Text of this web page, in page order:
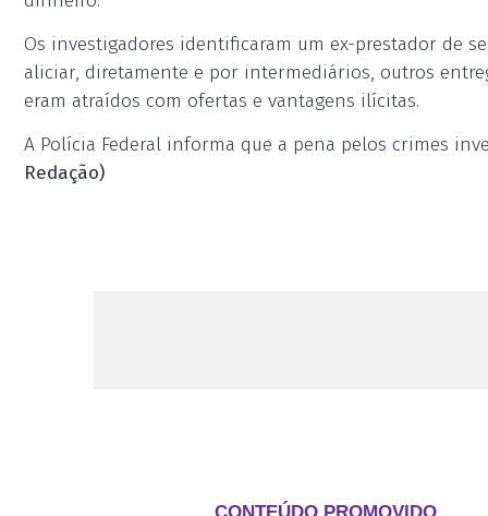
Os investigadores identificaram um ex-prestador de
aliciar, diretamente e por intermediários, outros
eram atraídos com ofertas e vantagens ilícitas.
A Polícia Federal informa que a pena pelos crimes
Redação)